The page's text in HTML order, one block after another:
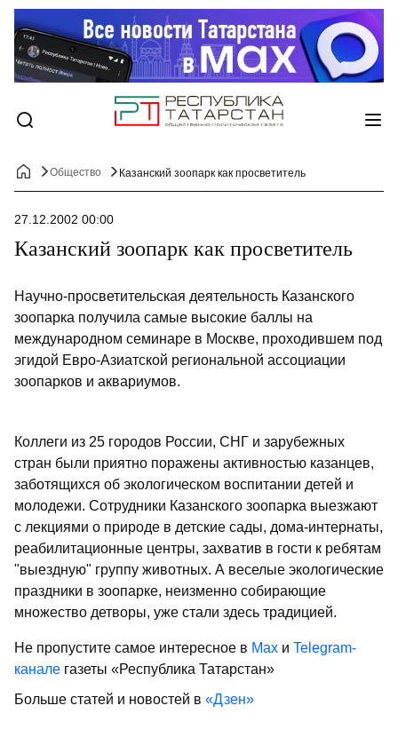
Общество Казанский зоопарк как просветитель
27.12.2002 00:00
Казанский зоопарк как просветитель
Научно-просветительская деятельность Казанского
зоопарка получила самые высокие баллы на
международном семинаре в Москве, проходившем под
эгидой Евро-Азиатской региональной ассоциации
зоопарков и аквариумов.
Коллеги из 25 городов России, СНГ и зарубежных
стран были приятно поражены активностью казанцев,
заботящихся об экологическом воспитании детей и
молодежи. Сотрудники Казанского зоопарка выезжают
с лекциями о природе в детские сады, дома-интернаты,
реабилитационные центры, захватив в гости к ребятам
"выездную" группу животных. А веселые экологические
праздники в зоопарке, неизменно собирающие
множество детворы, уже стали здесь традицией.
Не пропустите самое интересное в Max и Telegram-
канале газеты «Республика Татарстан»
Больше статей и новостей в «Дзен»